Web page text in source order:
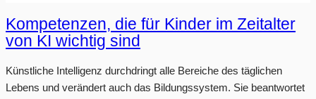
Kompetenzen, die für Kinder im Zeitalter
von KI wichtig sind
Künstliche Intelligenz durchdringt alle Bereiche des täglichen
Lebens und verändert auch das Bildungssystem. Sie beantwortet